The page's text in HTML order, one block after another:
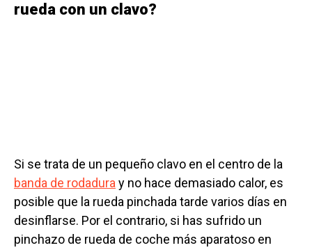
rueda con un clavo?
Si se trata de un pequeño clavo en el centro de la
banda de rodadura y no hace demasiado calor, es
posible que la rueda pinchada tarde varios días en
desinflarse. Por el contrario, si has sufrido un
pinchazo de rueda de coche más aparatoso en